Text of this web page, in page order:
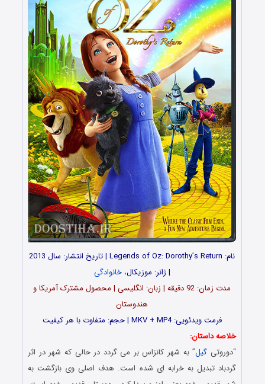
نام: Legends of Oz: Dorothy’s Return | تاریخ انتشار: سال 2013
| ژانر: موزیکال،خانوادگی
مدت زمان: 92 دقیقه | زبان: انگلیسی | محصول مشترک آمریکا و
هندوستان
فرمت ویدئویی: MKV + MP4 | حجم: متفاوت با هر کیفیت
خلاصه داستان:
“دوروتی گیل” به شهر کانزاس بر می گردد در حالی که شهر در اثر
گردباد تبدیل به خرابه ای شده است. هدف اصلی وی بازگشت به